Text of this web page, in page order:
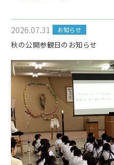
2026.07.31 お知らせ
秋の公開参観日のお知らせ